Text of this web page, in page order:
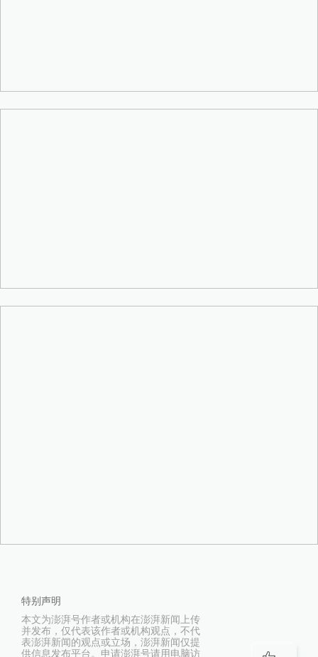
特别声明
本文为澎湃号作者或机构在澎湃新闻上传
并发布，仅代表该作者或机构观点，不代
表澎湃新闻的观点或立场，澎湃新闻仅提
供信息发布平台。申请澎湃号请用电脑访